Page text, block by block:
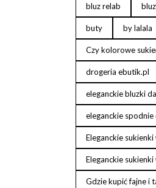
bluz relab
buty by lalala
Czy kolorowe
drogeria ebutik.pl
eleganckie bluzki
eleganckie spodnie
Eleganckie
Eleganckie sukienki
Gdzie kupić fajne i